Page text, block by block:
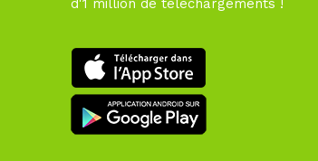
d'1 million de téléchargements !